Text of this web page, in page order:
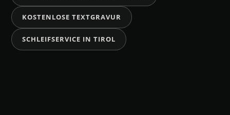
KOSTENLOSE TEXTGRAVUR
SCHLEIFSERVICE IN TIROL